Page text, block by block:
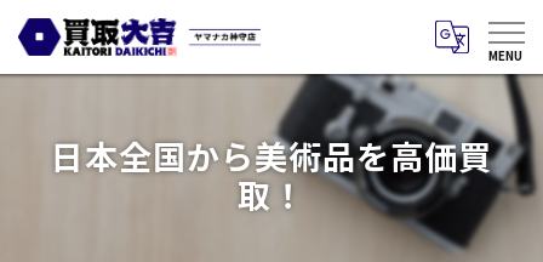
日本全国から美術品を高価買
取！